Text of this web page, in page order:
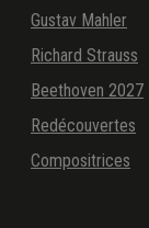
Gustav Mahler
Richard Strauss
Beethoven 2027
Redécouvertes
Compositrices